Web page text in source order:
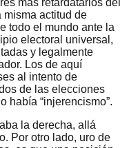
misma actitud de
todo el mundo ante la
electoral universal,
y legalmente
Los de aquí
al intento de
de las elecciones
había “injerencismo”.
la derecha, allá
Por otro lado, uro de